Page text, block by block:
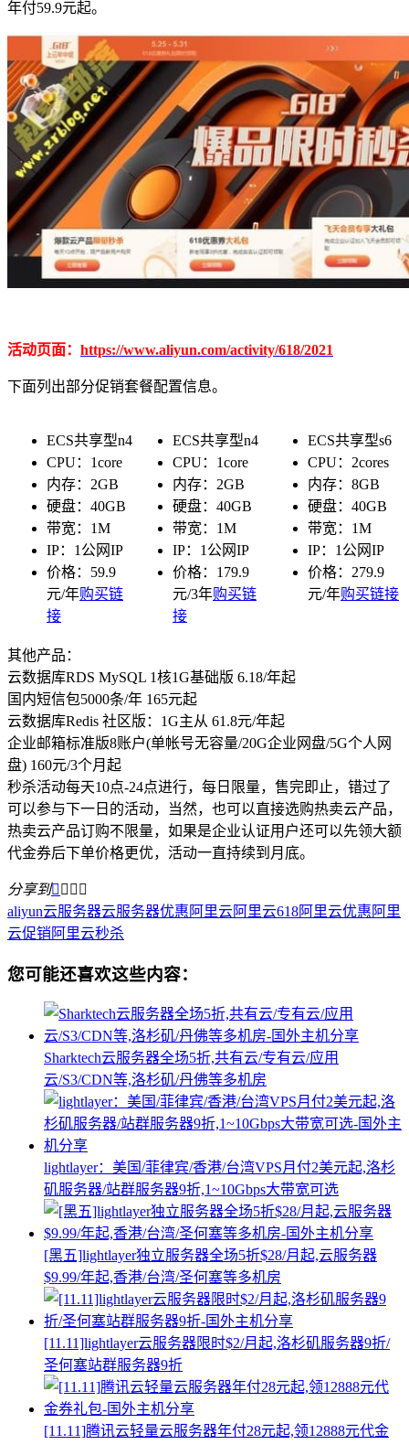
年付59.9元起。
活动页面： https://www.aliyun.com/activity/618/2021
下面列出部分促销套餐配置信息。
ECS共享型n4
CPU：1core
内存：2GB
硬盘：40GB
带宽：1M
IP：1公网IP
价格：59.9
元/年购买链
接
ECS共享型n4
CPU：1core
内存：2GB
硬盘：40GB
带宽：1M
IP：1公网IP
价格：179.9
元/3年购买链
接
ECS共享型s6
CPU：2cores
内存：8GB
硬盘：40GB
带宽：1M
IP：1公网IP
价格：279.9
元/年购买链接
其他产品：
云数据库RDS MySQL 1核1G基础版 6.18/年起
国内短信包5000条/年 165元起
云数据库Redis 社区版：1G主从 61.8元/年起
企业邮箱标准版8账户(单帐号无容量/20G企业网盘/5G个人网
盘) 160元/3个月起
秒杀活动每天10点-24点进行，每日限量，售完即止，错过了
可以参与下一日的活动，当然，也可以直接选购热卖云产品，
热卖云产品订购不限量，如果是企业认证用户还可以先领大额
代金券后下单价格更优，活动一直持续到月底。
分享到   
aliyun云服务器云服务器优惠 阿里云阿里云618阿里云优惠 阿里
云促销 阿里云秒杀
您可能还喜欢这些内容：
Sharktech云服务器全场5折,共有云/专有云/应用
云/S3/CDN等,洛杉矶/丹佛等多机房
lightlayer：美国/菲律宾/香港/台湾VPS月付2美元起,洛杉
矶服务器/站群服务器9折,1~10Gbps大带宽可选
[黑五]lightlayer独立服务器全场5折$28/月起,云服务器
$9.99/年起,香港/台湾/圣何塞等多机房
[11.11]lightlayer云服务器限时$2/月起,洛杉矶服务器9折/
圣何塞站群服务器9折
[11.11]腾讯云轻量云服务器年付28元起,领12888元代金